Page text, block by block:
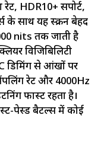
HDR10+ सपोर्ट,
साथ यह स्क्रीन बेहद
nits तक जाती है
विजिबिलिटी
डिमिंग से आंखों पर
रेट और 4000Hz
फास्ट रहता है।
पेस्ड बैटल्स में कोई